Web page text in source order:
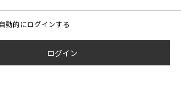
動的にログインする
ログイン